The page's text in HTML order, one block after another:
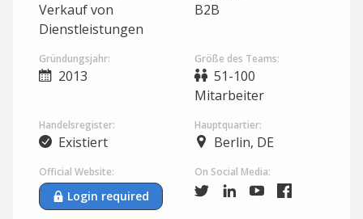
Verkauf von
Dienstleistungen
B2B
Gründungsjahr:
2013
Größe des Teams:
51-100
Mitarbeiter
Handelsregister:
Existiert
Hauptquartier:
Berlin, DE
Official Website:
Login required
On Social Media: